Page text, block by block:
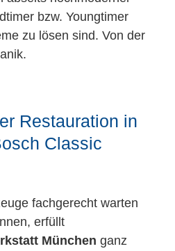
bzw. Youngtimer
zu lösen sind. Von der
Restauration in
Classic
fachgerecht warten
erfüllt
München ganz